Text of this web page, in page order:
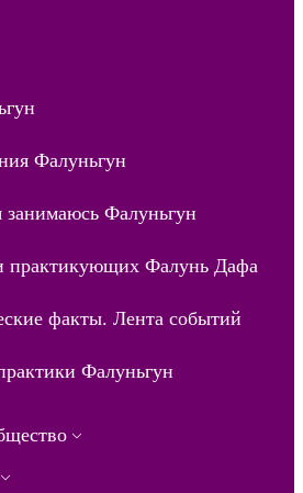
Фалуньгун
Фалуньгун
практикующих Фалунь Дафа
факты. Лента событий
Фалуньгун